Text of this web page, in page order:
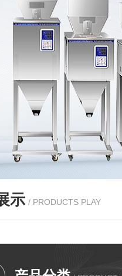
示 / PRODUCTS PLAY